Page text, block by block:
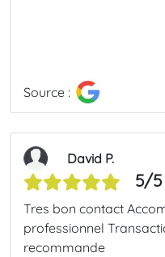
Source :
David P.
5/5
Tres bon contact
professionnel
recommande